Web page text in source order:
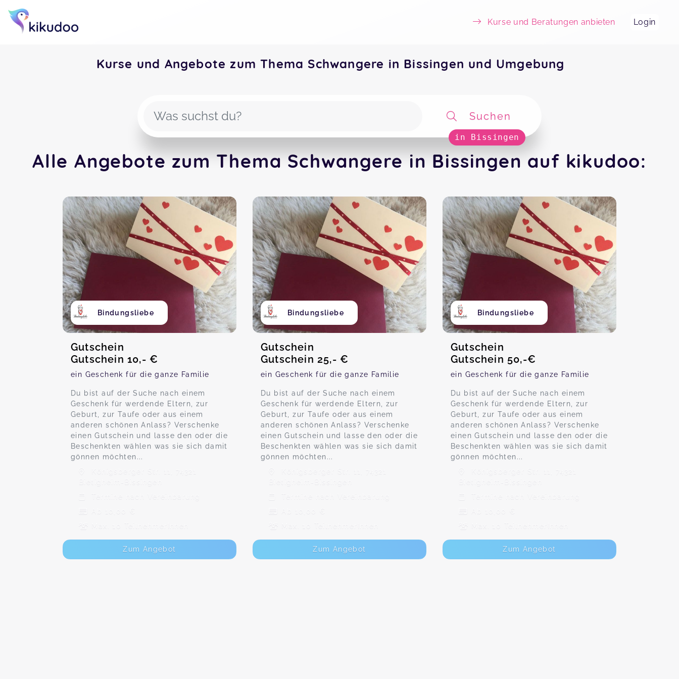
Kurse und Beratungen anbieten Login
Kurse und Angebote zum Thema Schwangere in Bissingen und Umgebung
Suchen
in Bissingen
Alle Angebote zum Thema Schwangere in Bissingen auf kikudoo:
Bindungsliebe
Gutschein
Gutschein 10,- €
ein Geschenk für die ganze Familie
Du bist auf der Suche nach einem
Geschenk für werdende Eltern, zur
Geburt, zur Taufe oder aus einem
anderen schönen Anlass? Verschenke
einen Gutschein und lasse den oder die
Beschenkten wählen was sie sich damit
gönnen möchten...
Königsberger Str. 11, 74321
Bietigheim-Bissingen
Termine nach Vereinbarung
Ab 10,00 €
Max. 10 TeilnehmerInnen
Zum Angebot
Bindungsliebe
Gutschein
Gutschein 25,- €
ein Geschenk für die ganze Familie
Du bist auf der Suche nach einem
Geschenk für werdende Eltern, zur
Geburt, zur Taufe oder aus einem
anderen schönen Anlass? Verschenke
einen Gutschein und lasse den oder die
Beschenkten wählen was sie sich damit
gönnen möchten...
Königsberger Str. 11, 74321
Bietigheim-Bissingen
Termine nach Vereinbarung
Ab 10,00 €
Max. 10 TeilnehmerInnen
Zum Angebot
Bindungsliebe
Gutschein
Gutschein 50,-€
ein Geschenk für die ganze Familie
Du bist auf der Suche nach einem
Geschenk für werdende Eltern, zur
Geburt, zur Taufe oder aus einem
anderen schönen Anlass? Verschenke
einen Gutschein und lasse den oder die
Beschenkten wählen was sie sich damit
gönnen möchten...
Königsberger Str. 11, 74321
Bietigheim-Bissingen
Termine nach Vereinbarung
Ab 10,00 €
Max. 10 TeilnehmerInnen
Zum Angebot